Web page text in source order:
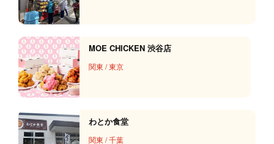
MOE CHICKEN 渋谷店
関東 /東京
わとか食堂
関東 /千葉